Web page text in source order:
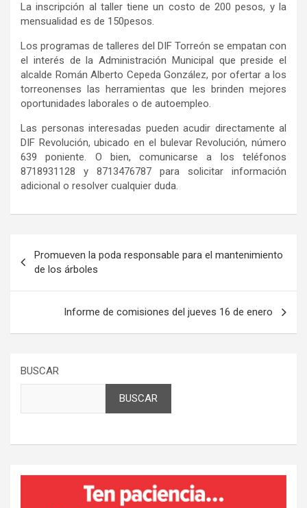
La inscripción al taller tiene un costo de 200 pesos, y la
mensualidad es de 150pesos.
Los programas de talleres del DIF Torreón se empatan con
el interés de la Administración Municipal que preside el
alcalde Román Alberto Cepeda González, por ofertar a los
torreonenses las herramientas que les brinden mejores
oportunidades laborales o de autoempleo.
Las personas interesadas pueden acudir directamente al
DIF Revolución, ubicado en el bulevar Revolución, número
639 poniente. O bien, comunicarse a los teléfonos
8718931128 y 8713476787 para solicitar información
adicional o resolver cualquier duda.
de
entradas
Promueven la poda responsable para el mantenimiento
de los árboles
Informe de comisiones del jueves 16 de enero
BUSCAR
BUSCAR